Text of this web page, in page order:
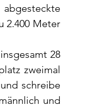
2.400 Meter
28
zweimal
schreibe
und